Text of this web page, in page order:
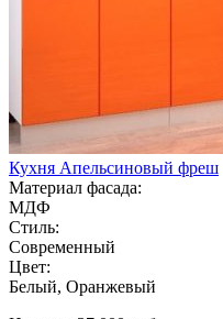
Кухня Апельсиновый фреш
Материал фасада:
МДФ
Стиль:
Современный
Цвет:
Белый, Оранжевый